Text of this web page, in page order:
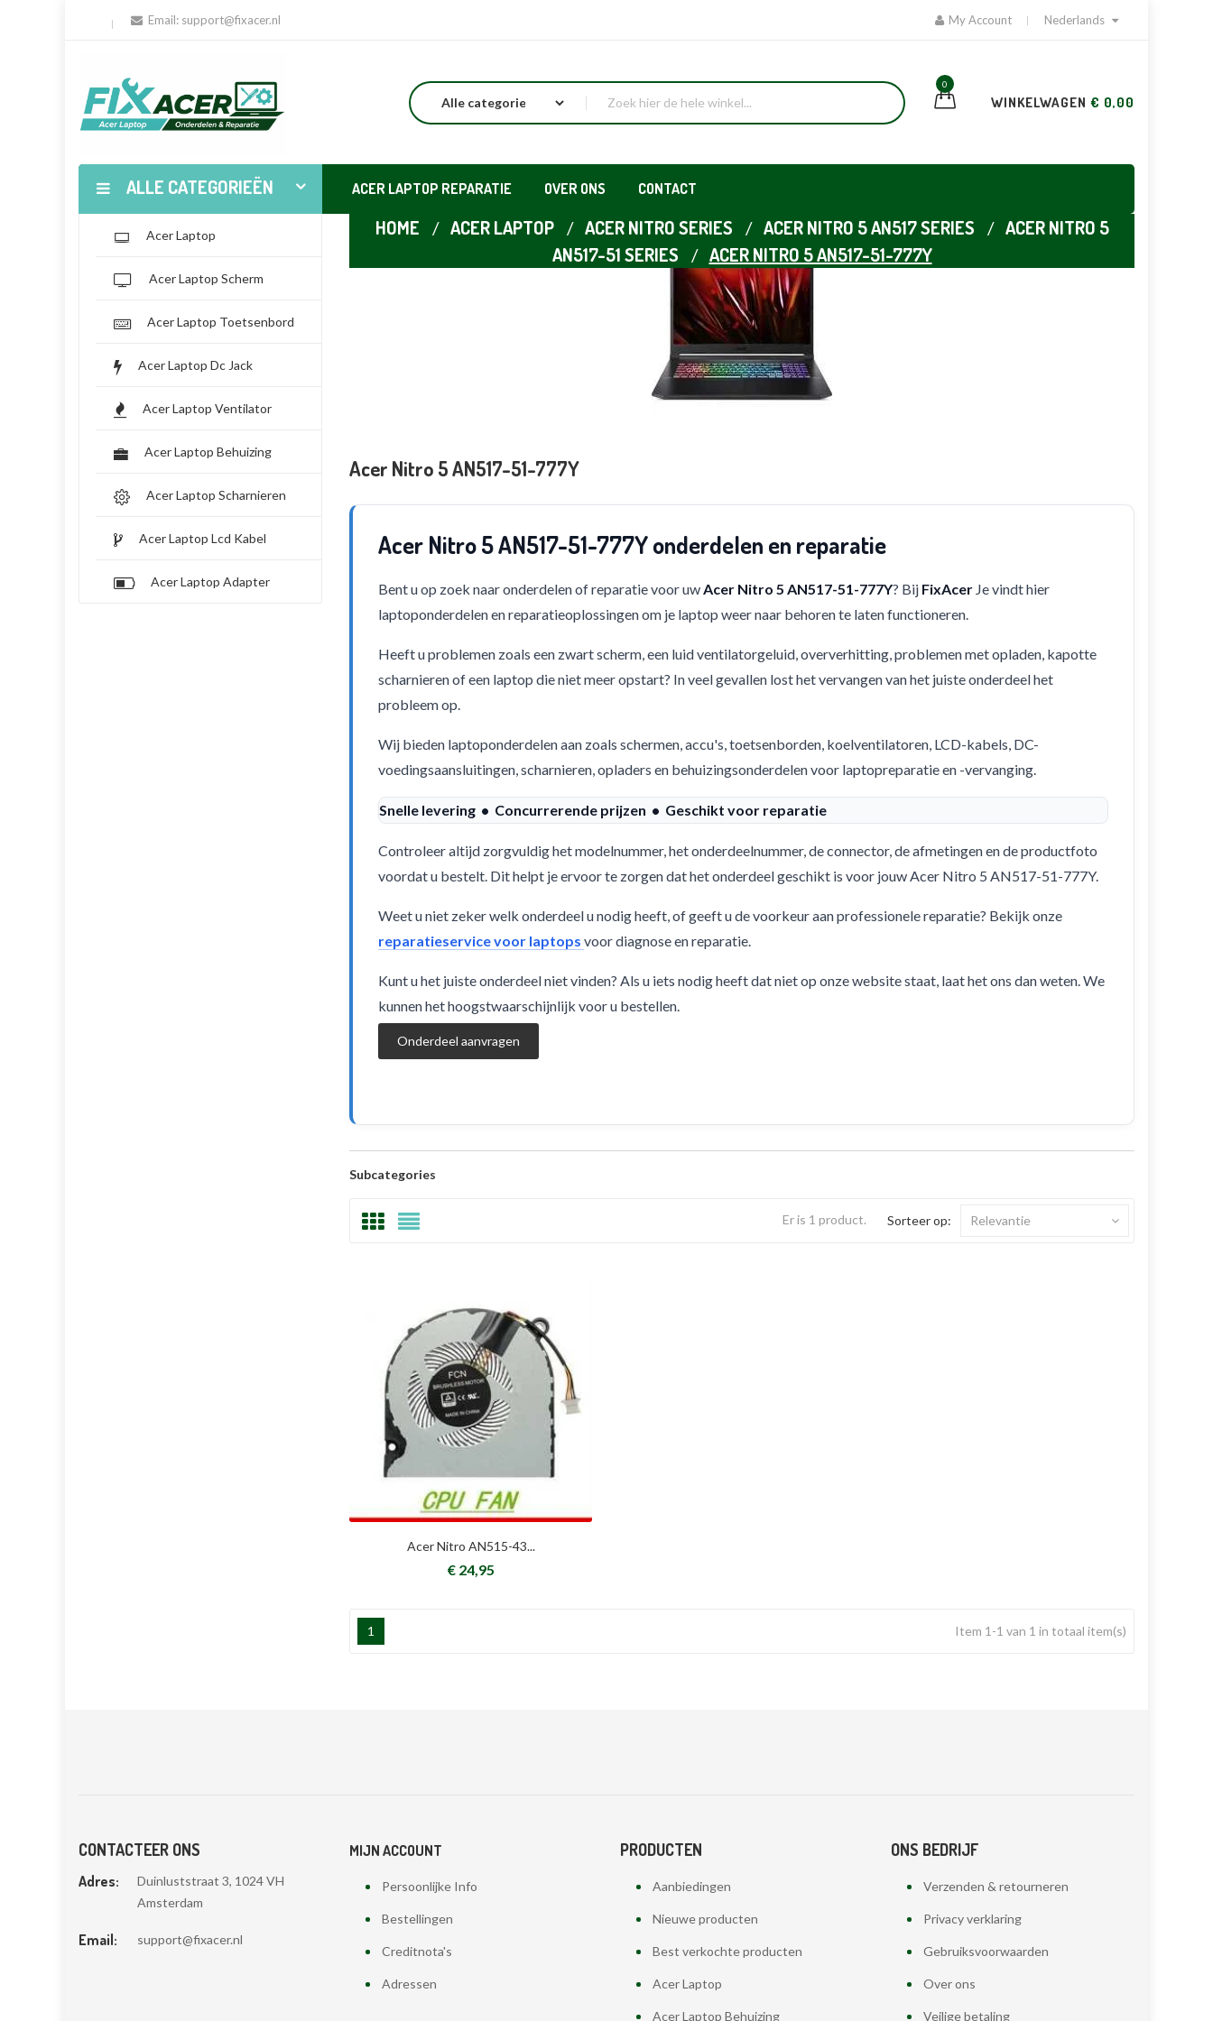
Email: support@fixacer.nl My Account Nederlands
0
WINKELWAGEN € 0,00
ALLE CATEGORIEËN ACER LAPTOP REPARATIE OVER ONS CONTACT
Acer Laptop
Acer Laptop Scherm
Acer Laptop Toetsenbord
Acer Laptop Dc Jack
Acer Laptop Ventilator
Acer Laptop Behuizing
Acer Laptop Scharnieren
Acer Laptop Lcd Kabel
Acer Laptop Adapter
HOME ACER LAPTOP ACER NITRO SERIES ACER NITRO 5 AN517 SERIES
ACER NITRO 5
AN517-51 SERIES
ACER NITRO 5 AN517-51-777Y
Acer Nitro 5 AN517-51-777Y
Acer Nitro 5 AN517-51-777Y onderdelen en reparatie
Bent u op zoek naar onderdelen of reparatie voor uwAcer Nitro 5 AN517-51-777Y? Bij FixAcer Je vindt hier
laptoponderdelen en reparatieoplossingen om je laptop weer naar behoren te laten functioneren.
Heeft u problemen zoals een zwart scherm, een luid ventilatorgeluid, oververhitting, problemen met opladen, kapotte
scharnieren of een laptop die niet meer opstart? In veel gevallen lost het vervangen van het juiste onderdeel het
probleem op.
Wij bieden laptoponderdelen aan zoals schermen, accu's, toetsenborden, koelventilatoren, LCD-kabels, DC-
voedingsaansluitingen, scharnieren, opladers en behuizingsonderdelen voor laptopreparatie en -vervanging.
Snelle levering • Concurrerende prijzen • Geschikt voor reparatie
Controleer altijd zorgvuldig het modelnummer, het onderdeelnummer, de connector, de afmetingen en de productfoto
voordat u bestelt. Dit helpt je ervoor te zorgen dat het onderdeel geschikt is voor jouw Acer Nitro 5 AN517-51-777Y.
Weet u niet zeker welk onderdeel u nodig heeft, of geeft u de voorkeur aan professionele reparatie? Bekijk onze
reparatieservice voor laptops voor diagnose en reparatie.
Kunt u het juiste onderdeel niet vinden? Als u iets nodig heeft dat niet op onze website staat, laat het ons dan weten. We
kunnen het hoogstwaarschijnlijk voor u bestellen.
Onderdeel aanvragen
Subcategories
Er is 1 product. Sorteer op: Relevantie
Acer Nitro AN515-43...
€ 24,95
1 Item 1-1 van 1 in totaal item(s)
CONTACTEER ONS
Adres:
Duinluststraat 3, 1024 VH
Amsterdam
Email: support@fixacer.nl
MIJN ACCOUNT
Persoonlijke Info
Bestellingen
Creditnota's
Adressen
PRODUCTEN
Aanbiedingen
Nieuwe producten
Best verkochte producten
Acer Laptop
Acer Laptop Behuizing
ONS BEDRIJF
Verzenden & retourneren
Privacy verklaring
Gebruiksvoorwaarden
Over ons
Veilige betaling